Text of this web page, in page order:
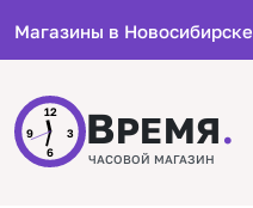
Магазины в Новосибирске
12
3
6
9 ВРЕМЯ.
ЧАСОВОЙ МАГАЗИН